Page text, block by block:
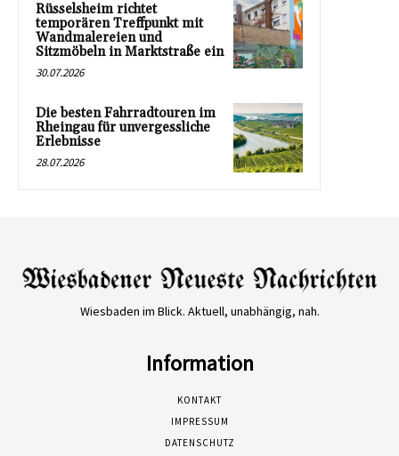
Rüsselsheim richtet
temporären Treffpunkt mit
Wandmalereien und
Sitzmöbeln in Marktstraße ein
30.07.2026
Die besten Fahrradtouren im
Rheingau für unvergessliche
Erlebnisse
28.07.2026
Wiesbaden im Blick. Aktuell, unabhängig, nah.
Information
KONTAKT
IMPRESSUM
DATENSCHUTZ